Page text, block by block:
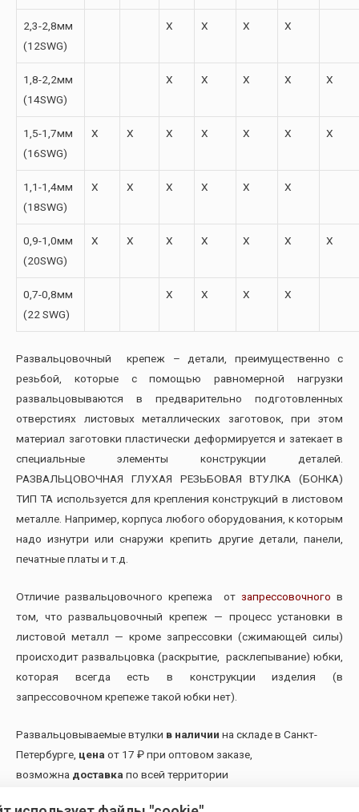
2,3-2,8мм
(12SWG)
X X X X
1,8-2,2мм
(14SWG)
X X X X X
1,5-1,7мм
(16SWG)
X X X X X X X
1,1-1,4мм
(18SWG)
X X X X X X
0,9-1,0мм
(20SWG)
X X X X X X X
0,7-0,8мм
(22 SWG)
X X X X
Развальцовочный крепеж – детали, преимущественно с
резьбой, которые с помощью равномерной нагрузки
развальцовываются в предварительно подготовленных
отверстиях листовых металлических заготовок, при этом
материал заготовки пластически деформируется и затекает в
специальные элементы конструкции деталей.
РАЗВАЛЬЦОВОЧНАЯ ГЛУХАЯ РЕЗЬБОВАЯ ВТУЛКА (БОНКА)
ТИП ТА используется для крепления конструкций в листовом
металле. Например, корпуса любого оборудования, к которым
надо изнутри или снаружи крепить другие детали, панели,
печатные платы и т.д.
Отличие развальцовочного крепежа от запрессовочного в
том, что развальцовочный крепеж — процесс установки в
листовой металл — кроме запрессовки (сжимающей силы)
происходит развальцовка (раскрытие, расклепывание) юбки,
которая всегда есть в конструкции изделия (в
запрессовочном крепеже такой юбки нет).
Развальцовываемые втулки в наличии на складе в Санкт-
Петербурге, цена от 17 ₽ при оптовом заказе,
возможна доставка по всей территории